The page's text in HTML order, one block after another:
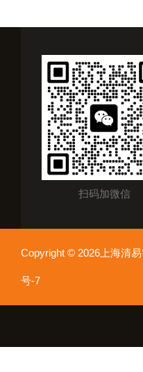
扫码加微信
Copyright © 2026上海清
号-7